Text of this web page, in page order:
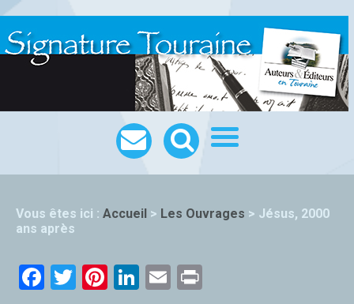
Vous êtes ici : Accueil > Les Ouvrages > Jésus, 2000
ans après
Facebook
TwitterPinterest
LinkedIn
Email